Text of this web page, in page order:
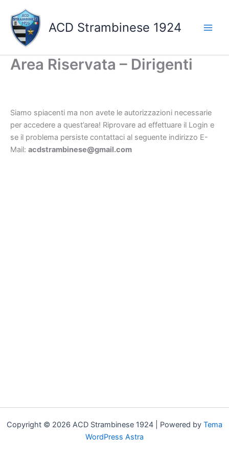
contenuto
ACD Strambinese 1924
Area Riservata – Dirigenti
Siamo spiacenti ma non avete le autorizzazioni necessarie
per accedere a quest’area! Riprovare ad effettuare il Login e
se il problema persiste contattaci al seguente indirizzo E-
Mail: acdstrambinese@gmail.com
Copyright © 2026 ACD Strambinese 1924 | Powered by Tema
WordPress Astra